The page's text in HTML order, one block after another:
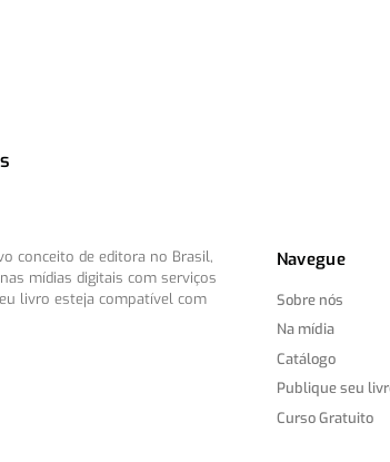
conceito de editora no Brasil,
mídias digitais com serviços
livro esteja compatível com
Navegue
Sobre nós
Na mídia
Catálogo
Publique seu
Curso Gratuito